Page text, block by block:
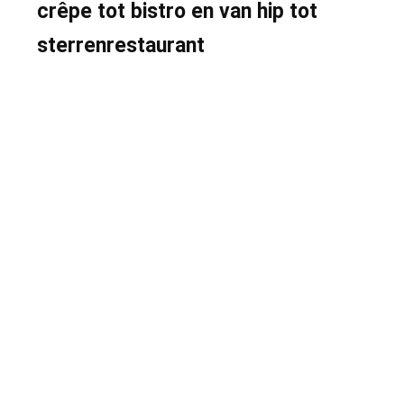
crêpe tot bistro en van hip tot
sterrenrestaurant